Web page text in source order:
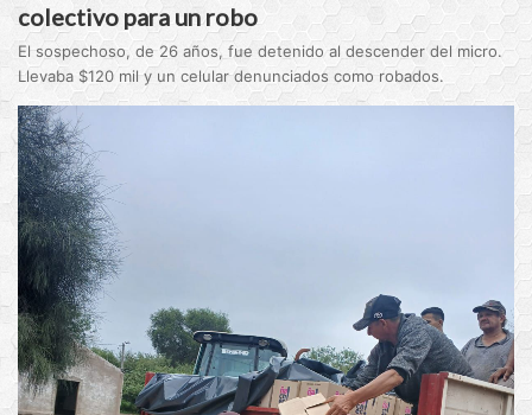
colectivo para un robo
El sospechoso, de 26 años, fue detenido al descender del micro.
Llevaba $120 mil y un celular denunciados como robados.